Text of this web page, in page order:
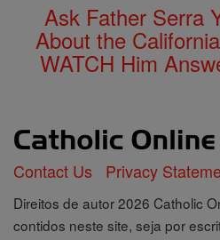
Ask Father Serra
About the
WATCH Him
Contact Us Privacy
Direitos de autor 2026 Catholic
contidos neste site, seja por